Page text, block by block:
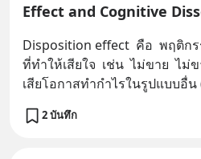
Effect and Cognitive
Disposition effect  คือ  พฤติก
ที่ทำให้เสียใจ  เช่น  ไม่ขาย  ไม่
เสียโอกาสทำกำไรในรูปแบบอื่น
2 บันทึก